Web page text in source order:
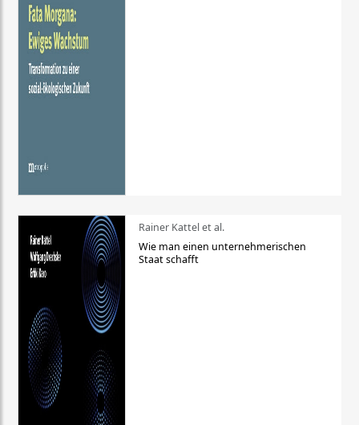
Rainer Kattel et al.
Wie man einen unternehmerischen
Staat schafft